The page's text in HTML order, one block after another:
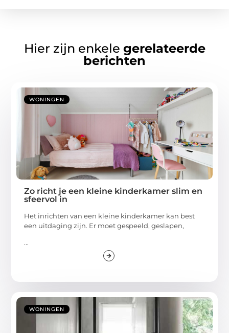
Hier zijn enkele gerelateerde
berichten
WONINGEN
Zo richt je een kleine kinderkamer slim en
sfeervol in
Het inrichten van een kleine kinderkamer kan best
een uitdaging zijn. Er moet gespeeld, geslapen,
...
WONINGEN